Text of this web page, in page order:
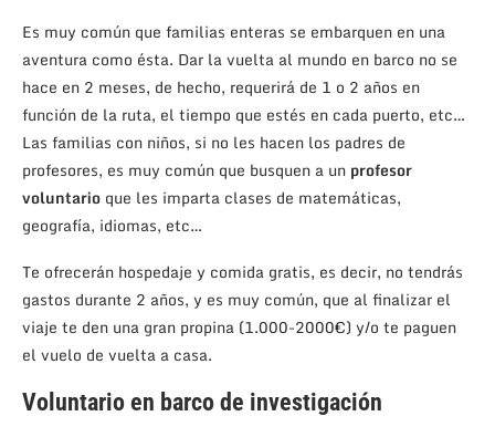
Es muy común que familias enteras se embarquen en una
aventura como ésta. Dar la vuelta al mundo en barco no se
hace en 2 meses, de hecho, requerirá de 1 o 2 años en
función de la ruta, el tiempo que estés en cada puerto, etc…
Las familias con niños, si no les hacen los padres de
profesores, es muy común que busquen a un profesor
voluntario que les imparta clases de matemáticas,
geografía, idiomas, etc…
Te ofrecerán hospedaje y comida gratis, es decir, no tendrás
gastos durante 2 años, y es muy común, que al finalizar el
viaje te den una gran propina (1.000-2000€) y/o te paguen
el vuelo de vuelta a casa.
Voluntario en barco de investigación